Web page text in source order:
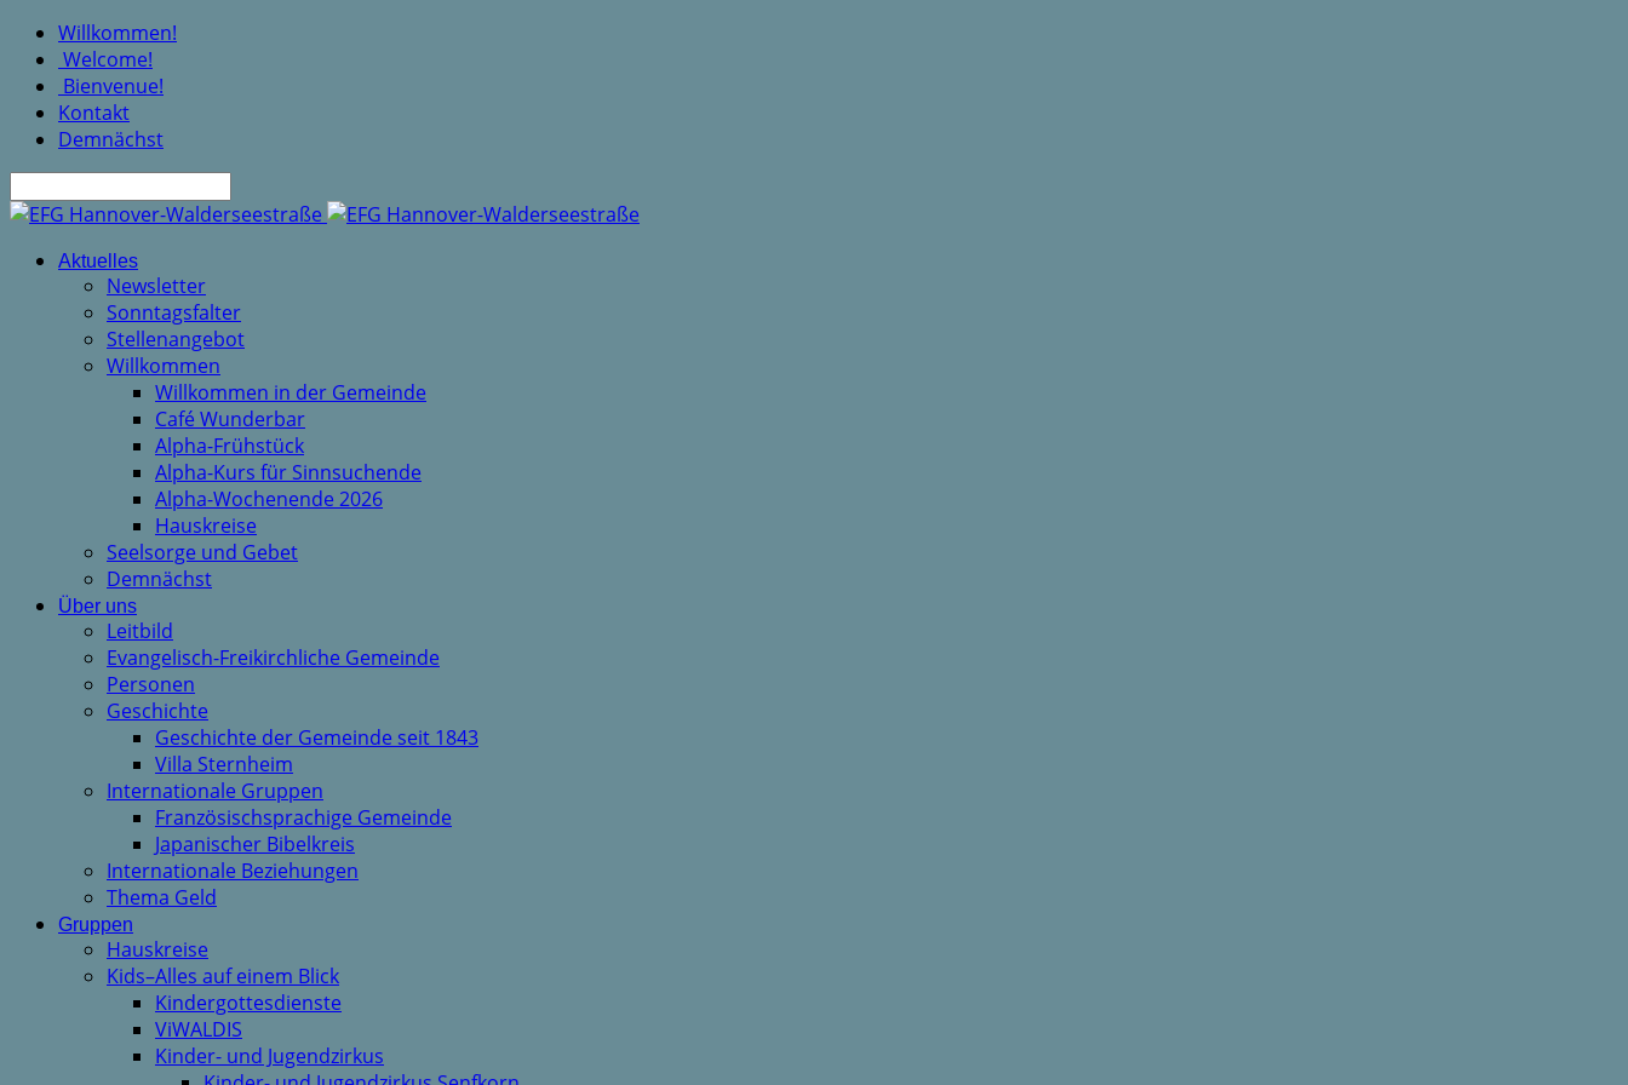
Willkommen!
Welcome!
Bienvenue!
Kontakt
Demnächst
Aktuelles
Newsletter
Sonntagsfalter
Stellenangebot
Willkommen
Willkommen in der Gemeinde
Café Wunderbar
Alpha-Frühstück
Alpha-Kurs für Sinnsuchende
Alpha-Wochenende 2026
Hauskreise
Seelsorge und Gebet
Demnächst
Über uns
Leitbild
Evangelisch-Freikirchliche Gemeinde
Personen
Geschichte
Geschichte der Gemeinde seit 1843
Villa Sternheim
Internationale Gruppen
Französischsprachige Gemeinde
Japanischer Bibelkreis
Internationale Beziehungen
Thema Geld
Gruppen
Hauskreise
Kids–Alles auf einem Blick
Kindergottesdienste
ViWALDIS
Kinder- und Jugendzirkus